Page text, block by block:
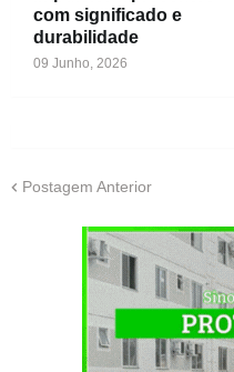
com significado e
durabilidade
09 Junho, 2026
Postagem Anterior